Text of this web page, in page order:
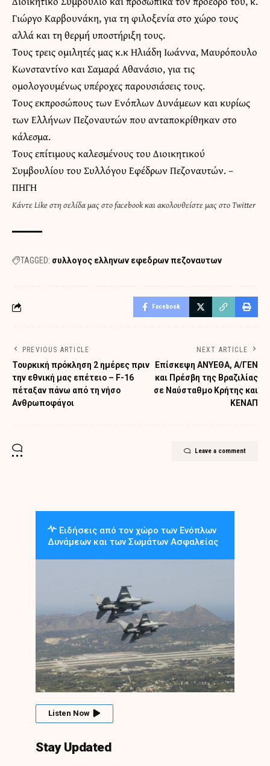
Γιώργο Καρβουνάκη, για τη φιλοξενία στο χώρο τους
αλλά και τη θερμή υποστήριξη τους.
Τους τρεις ομιλητές μας κ.κ Ηλιάδη Ιωάννα, Μαυρόπουλο
Κωνσταντίνο και Σαμαρά Αθανάσιο, για τις
ομολογουμένως υπέροχες παρουσιάσεις τους.
Τους εκπροσώπους των Ενόπλων Δυνάμεων και κυρίως
των Ελλήνων Πεζοναυτών που ανταποκρίθηκαν στο
κάλεσμα.
Τους επίτιμους καλεσμένους του Διοικητικού
Συμβουλίου του Συλλόγου Εφέδρων Πεζοναυτών. –
ΠΗΓΗ
ΚάντεLike στη σελίδα μας στο facebookκαιακολουθείστε μας στο Twitter
TAGGED: συλλογος ελληνων εφεδρων πεζοναυτων
Facebook
PREVIOUS ARTICLE
Τουρκική πρόκληση 2 ημέρες πριν
την εθνική μας επέτειο – F-16
πέταξαν πάνω από τη νήσο
Ανθρωποφάγοι
NEXT ARTICLE
Επίσκεψη ΑΝΥΕΘΑ, Α/ΓΕΝ
και Πρέσβη της Βραζιλίας
σε Ναύσταθμο Κρήτης και
ΚΕΝΑΠ
Leave a comment
Ειδήσεις από τον χώρο των Ενόπλων
Δυνάμεων και των Σωμάτων Ασφαλείας
Listen Now
Stay Updated